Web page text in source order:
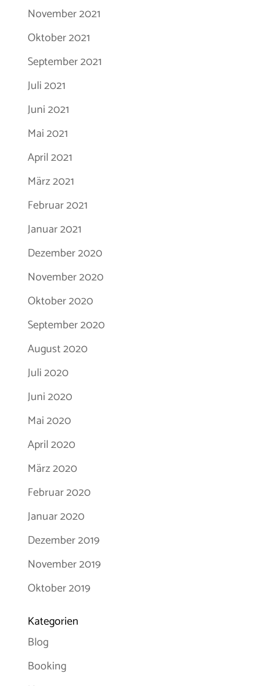
November 2021
Oktober 2021
September 2021
Juli 2021
Juni 2021
Mai 2021
April 2021
März 2021
Februar 2021
Januar 2021
Dezember 2020
November 2020
Oktober 2020
September 2020
August 2020
Juli 2020
Juni 2020
Mai 2020
April 2020
März 2020
Februar 2020
Januar 2020
Dezember 2019
November 2019
Oktober 2019
Kategorien
Blog
Booking